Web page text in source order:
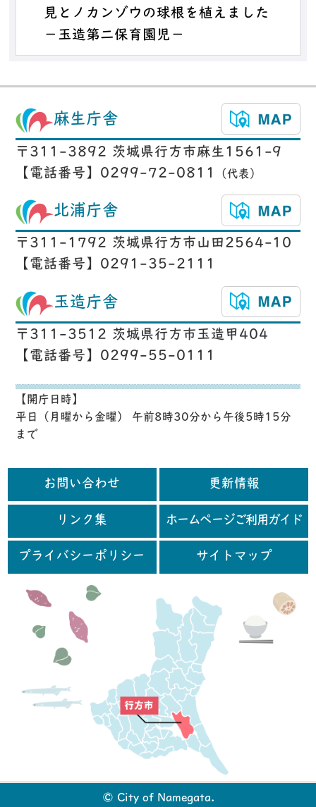
見とノカンゾウの球根を植えました
－玉造第二保育園児－
麻生庁舎
〒311-3892 茨城県行方市麻生1561-9
【電話番号】0299-72-0811
（代表）
北浦庁舎
〒311-1792 茨城県行方市山田2564-10
【電話番号】0291-35-2111
玉造庁舎
〒311-3512 茨城県行方市玉造甲404
【電話番号】0299-55-0111
【開庁日時】
平日（月曜から金曜） 午前8時30分から午後5時15分
まで
お問い合わせ 更新情報
リンク集 ホームページご利用ガイド
プライバシーポリシー サイトマップ
© City of Namegata.